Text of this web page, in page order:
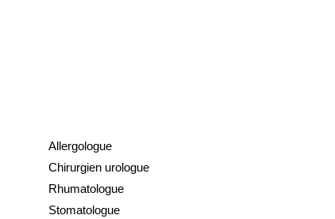
Allergologue
Chirurgien urologue
Rhumatologue
Stomatologue